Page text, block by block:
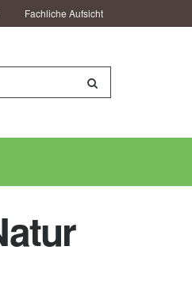
Fachliche Aufsicht